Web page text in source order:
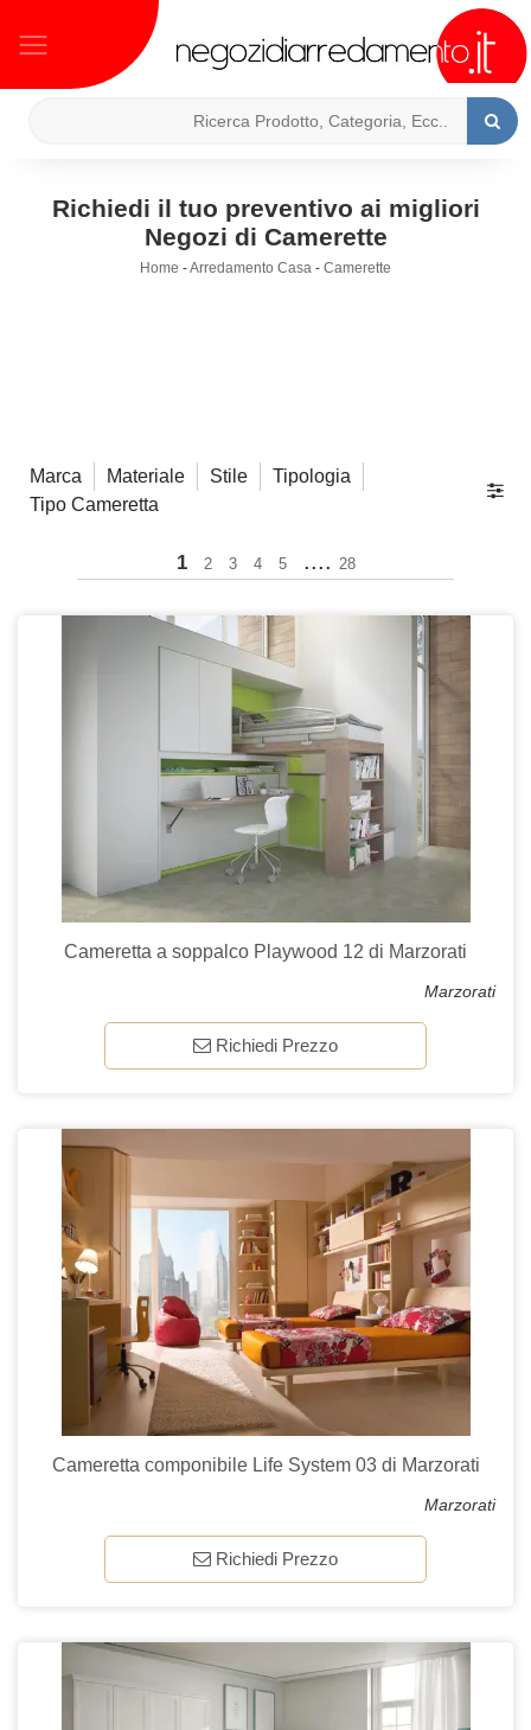
Richiedi il tuo preventivo ai migliori
Negozi di Camerette
Home -Arredamento Casa - Camerette
Marca Materiale Stile
Tipologia
Tipo Cameretta
1 2 3 4 5 .... 28
Cameretta a soppalco Playwood 12 di Marzorati
Marzorati
Richiedi Prezzo
Cameretta componibile Life System 03 di Marzorati
Marzorati
Richiedi Prezzo